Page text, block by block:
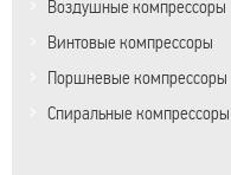
Воздушные компрессоры
Винтовые компрессоры
Поршневые компрессоры
Спиральные компрессоры